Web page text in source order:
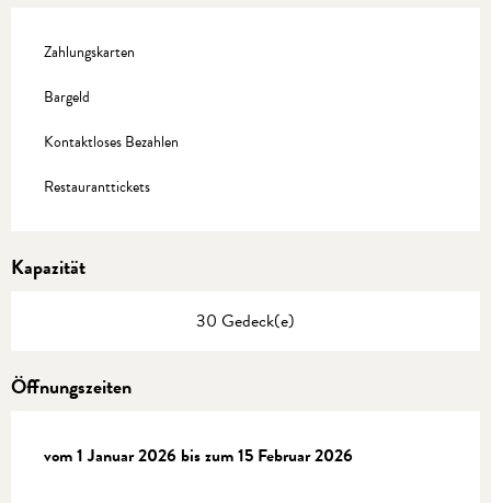
Zahlungskarten
Bargeld
Kontaktloses Bezahlen
Restauranttickets
Kapazität
30 Gedeck(e)
Öffnungszeiten
vom1 Januar 2026 bis zum15 Februar 2026
vom1 Januar 2026 bis zum15 Februar 2026